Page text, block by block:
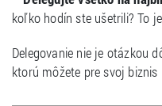
koľko hodín ste ušetrili? To
Delegovanie nie je otázkou
ktorú môžete pre svoj biznis